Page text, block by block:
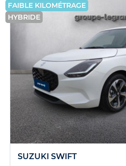
FAIBLE KILOMÉTRAGE
HYBRIDE
SUZUKI SWIFT